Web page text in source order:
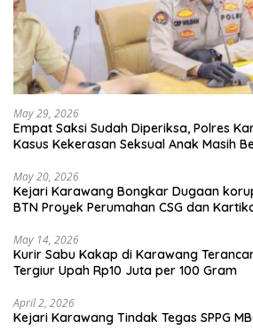
May 29, 2026
Empat Saksi Sudah Diperiksa, Polres
Kasus Kekerasan Seksual Anak Masih
May 20, 2026
Kejari Karawang Bongkar Dugaan
BTN Proyek Perumahan CSG dan
May 14, 2026
Kurir Sabu Kakap di Karawang
Tergiur Upah Rp10 Juta per 100 Gram
April 2, 2026
Kejari Karawang Tindak Tegas SPPG